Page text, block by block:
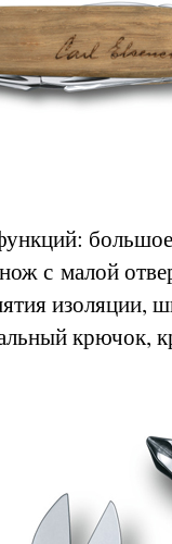
большое
с малой
изоляции,
крючок,